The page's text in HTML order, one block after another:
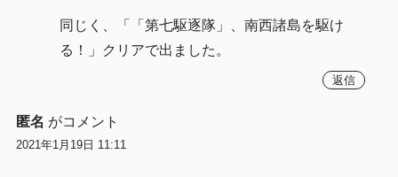
同じく、「「第七駆逐隊」、南西諸島を駆け
る！」クリアで出ました。
返信
匿名 がコメント
2021年1月19日 11:11